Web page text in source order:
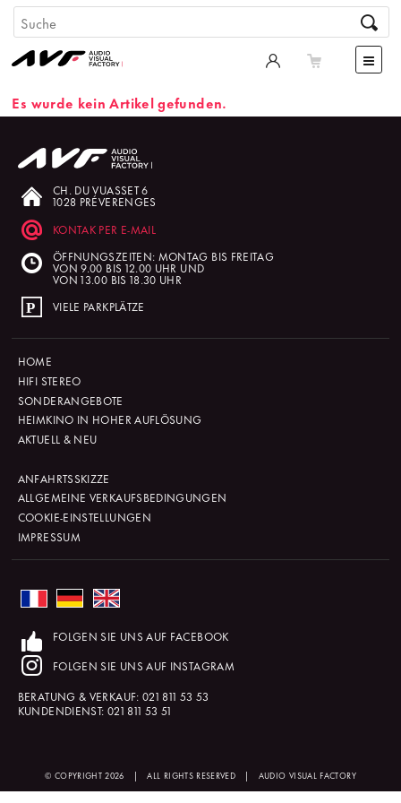
Es wurde kein Artikel gefunden.
CH. DU VUASSET 6
1028 PRÉVERENGES
KONTAK PER E-MAIL
ÖFFNUNGSZEITEN: MONTAG BIS FREITAG
VON 9.00 BIS 12.00 UHR UND
VON 13.00 BIS 18.30 UHR
VIELE PARKPLÄTZE
HOME
HIFI STEREO
SONDERANGEBOTE
HEIMKINO IN HOHER AUFLÖSUNG
AKTUELL & NEU
ANFAHRTSSKIZZE
ALLGEMEINE VERKAUFSBEDINGUNGEN
COOKIE-EINSTELLUNGEN
IMPRESSUM
FOLGEN SIE UNS AUF FACEBOOK
FOLGEN SIE UNS AUF INSTAGRAM
BERATUNG & VERKAUF: 021 811 53 53
KUNDENDIENST: 021 811 53 51
© COPYRIGHT 2026 | ALL RIGHTS RESERVED | AUDIO VISUAL FACTORY